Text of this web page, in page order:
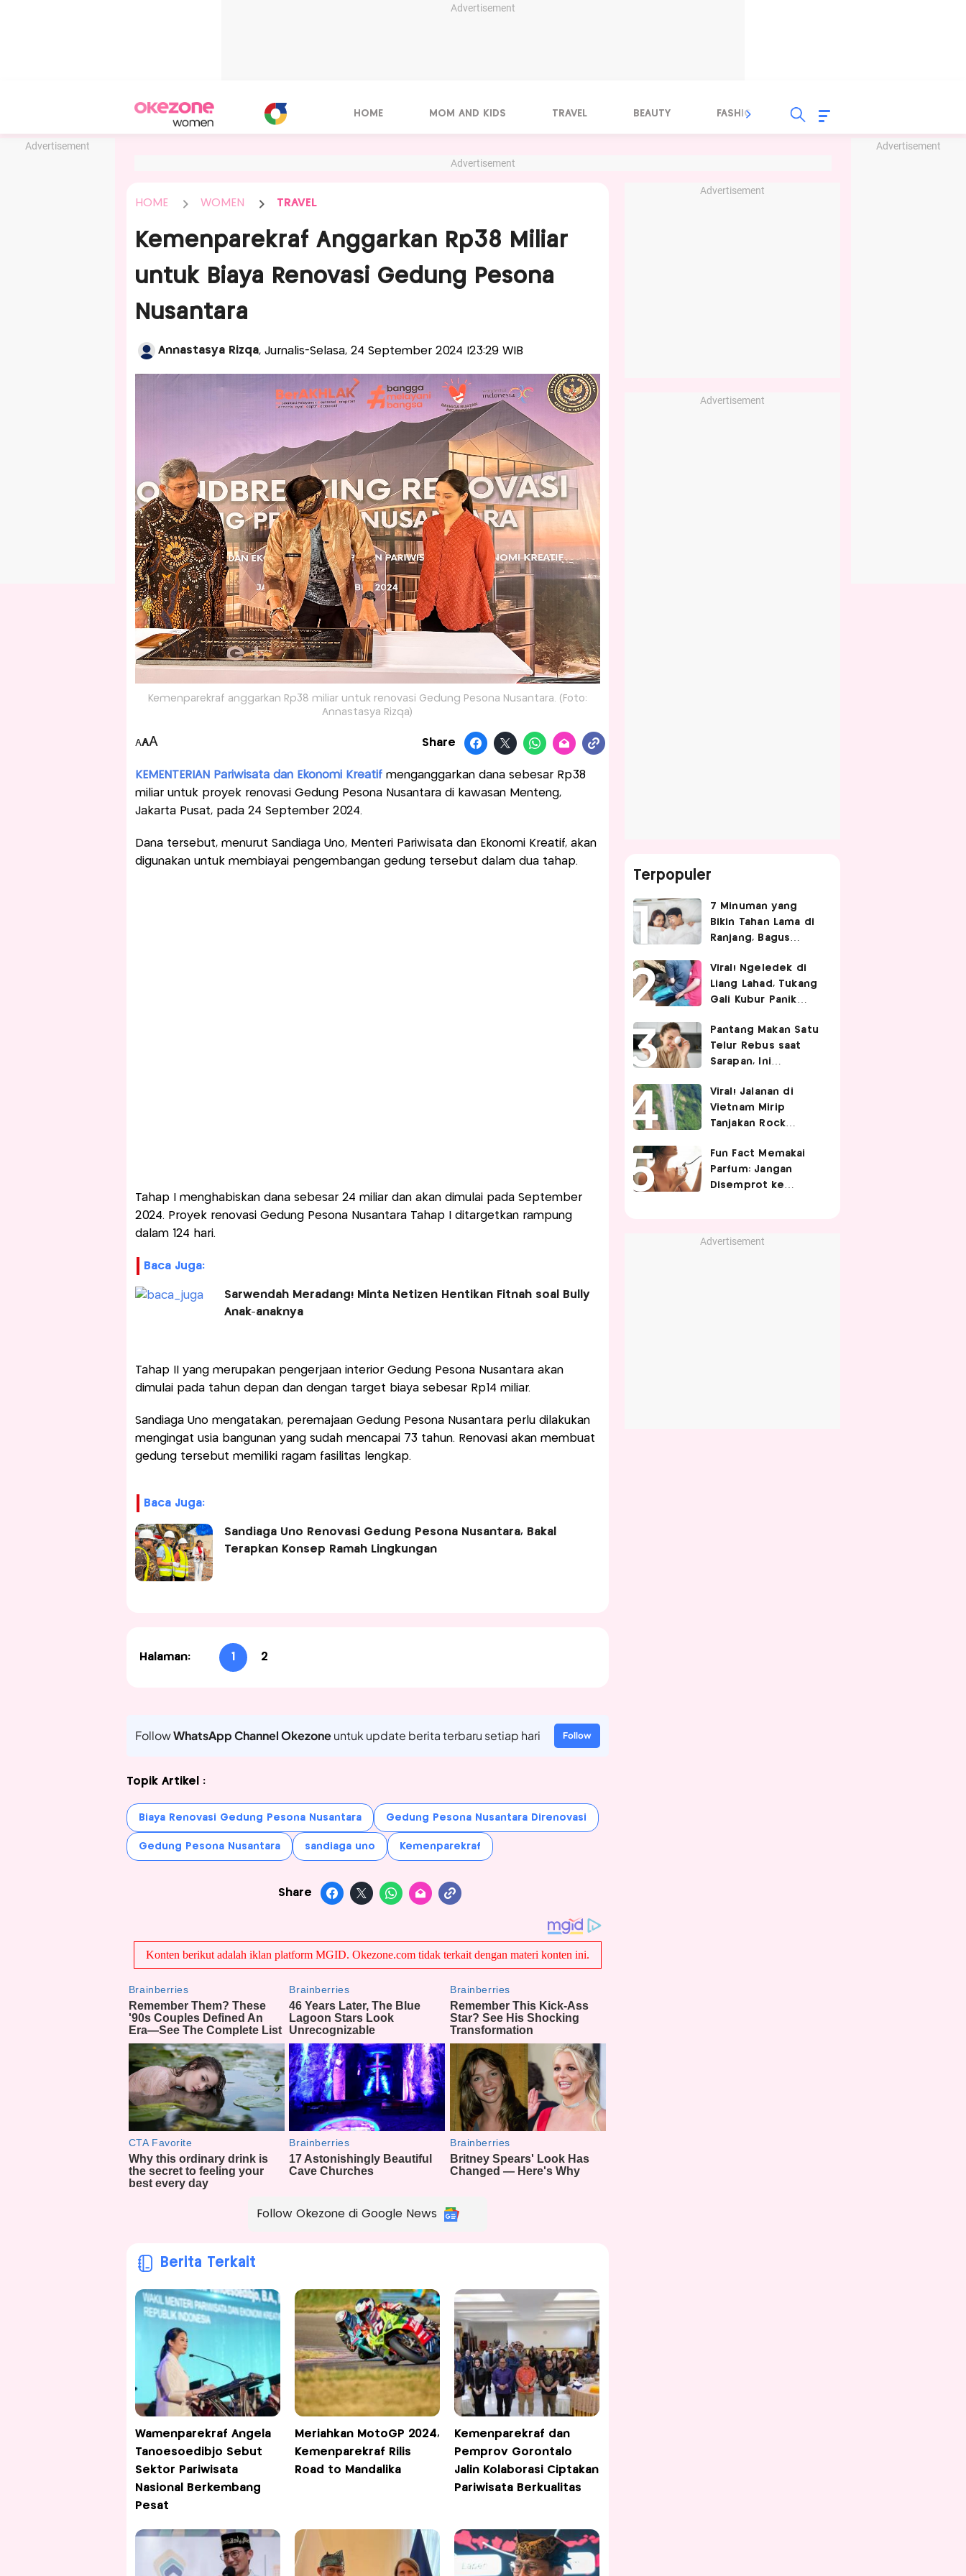
Advertisement
Advertisement Advertisement
HOME MOM AND KIDS TRAVEL BEAUTY FASHION FOOD
Advertisement
HOME WOMEN TRAVEL
Kemenparekraf Anggarkan Rp38 Miliar
untuk Biaya Renovasi Gedung Pesona
Nusantara
Annastasya Rizqa, Jurnalis-Selasa, 24 September 2024 |23:29 WIB
Kemenparekraf anggarkan Rp38 miliar untuk renovasi Gedung Pesona Nusantara. (Foto:
Annastasya Rizqa)
AAA Share
KEMENTERIAN Pariwisata dan Ekonomi Kreatif menganggarkan dana sebesar Rp38
miliar untuk proyek renovasi Gedung Pesona Nusantara di kawasan Menteng,
Jakarta Pusat, pada 24 September 2024.
Dana tersebut, menurut Sandiaga Uno, Menteri Pariwisata dan Ekonomi Kreatif, akan
digunakan untuk membiayai pengembangan gedung tersebut dalam dua tahap.
Tahap I menghabiskan dana sebesar 24 miliar dan akan dimulai pada September
2024. Proyek renovasi Gedung Pesona Nusantara Tahap I ditargetkan rampung
dalam 124 hari.
Baca Juga:
Sarwendah Meradang! Minta Netizen Hentikan Fitnah soal Bully
Anak-anaknya
Tahap II yang merupakan pengerjaan interior Gedung Pesona Nusantara akan
dimulai pada tahun depan dan dengan target biaya sebesar Rp14 miliar.
Sandiaga Uno mengatakan, peremajaan Gedung Pesona Nusantara perlu dilakukan
mengingat usia bangunan yang sudah mencapai 73 tahun. Renovasi akan membuat
gedung tersebut memiliki ragam fasilitas lengkap.
Baca Juga:
Sandiaga Uno Renovasi Gedung Pesona Nusantara, Bakal
Terapkan Konsep Ramah Lingkungan
Halaman: 1 2
FollowWhatsApp Channel Okezoneuntuk update berita terbaru setiap hari Follow
Topik Artikel :
Biaya Renovasi Gedung Pesona Nusantara Gedung Pesona Nusantara Direnovasi
Gedung Pesona Nusantara sandiaga uno Kemenparekraf
Share
Follow Okezone di Google News
Berita Terkait
Wamenparekraf Angela
Tanoesoedibjo Sebut
Sektor Pariwisata
Nasional Berkembang
Pesat
Meriahkan MotoGP 2024,
Kemenparekraf Rilis
Road to Mandalika
Kemenparekraf dan
Pemprov Gorontalo
Jalin Kolaborasi Ciptakan
Pariwisata Berkualitas
Advertisement
Advertisement
Terpopuler
7 Minuman yang
Bikin Tahan Lama di
Ranjang, Bagus
Hubungan Intim
Viral! Ngeledek di
Liang Lahad, Tukang
Gali Kubur Panik
Pantang Makan Satu
Telur Rebus saat
Sarapan, Ini
Ahli Gizi!
Viral! Jalanan di
Vietnam Mirip
Tanjakan Rock
Berbelok Nyaris 90
Derajat!
Fun Fact Memakai
Parfum: Jangan
Disemprot ke
Advertisement